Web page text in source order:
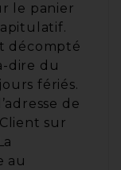
le panier
décompté
dire du
fériés.
de
sur
au